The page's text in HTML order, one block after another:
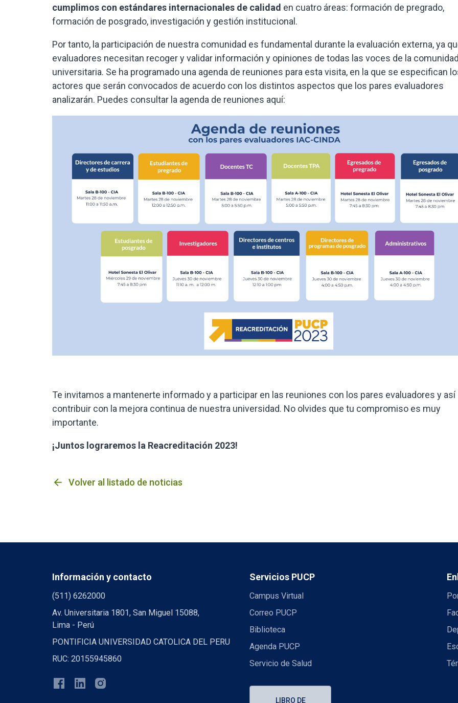
cumplimos con estándares internacionales de calidad en cuatro áreas: formación de pregrado,
formación de posgrado, investigación y gestión institucional.
Por tanto, la participación de nuestra comunidad es fundamental durante la evaluación externa, ya
evaluadores necesitan recoger y validar información y opiniones de todas las voces de la comunidad
universitaria. Se ha programado una agenda de reuniones para esta visita, en la que se especifican
actores que serán convocados de acuerdo con los distintos aspectos que los pares evaluadores
analizarán. Puedes consultar la agenda de reuniones aquí:
Te invitamos a mantenerte informado y a participar en las reuniones con los pares evaluadores y así
contribuir con la mejora continua de nuestra universidad. No olvides que tu compromiso es muy
importante.
¡Juntos lograremos la Reacreditación 2023!
arrow_back Volver al listado de noticias
Información y contacto
(511) 6262000
Av. Universitaria 1801, San Miguel 15088,
Lima - Perú
PONTIFICIA UNIVERSIDAD CATOLICA DEL PERU
RUC: 20155945860
Servicios PUCP
Campus Virtual
Correo PUCP
Biblioteca
Agenda PUCP
Servicio de Salud
LIBRO DE